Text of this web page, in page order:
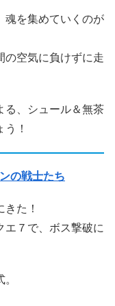
魂を集めていくのが
の空気に負けずに走
る、シュール＆無茶
！
の戦士たち
た！
エ７で、ボス撃破に